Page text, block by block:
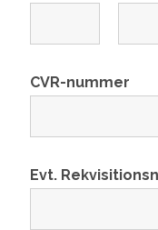
CVR-nummer
Evt.